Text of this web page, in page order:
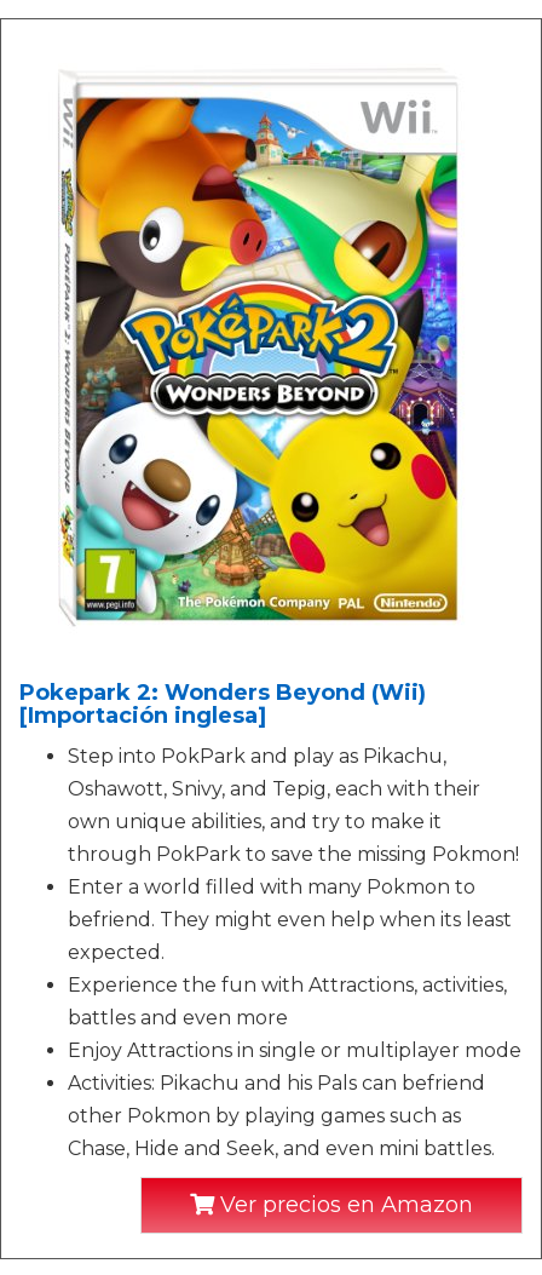
Pokepark 2: Wonders Beyond (Wii)
[Importación inglesa]
Step into PokPark and play as Pikachu,
Oshawott, Snivy, and Tepig, each with their
own unique abilities, and try to make it
through PokPark to save the missing Pokmon!
Enter a world filled with many Pokmon to
befriend. They might even help when its least
expected.
Experience the fun with Attractions, activities,
battles and even more
Enjoy Attractions in single or multiplayer mode
Activities: Pikachu and his Pals can befriend
other Pokmon by playing games such as
Chase, Hide and Seek, and even mini battles.
Ver precios en Amazon